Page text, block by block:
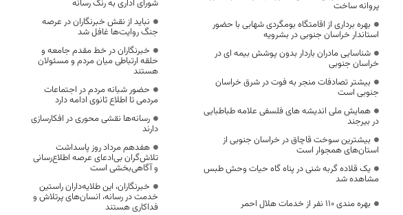
پروانه ساخت
بهره برداری از اقامتگاه بومگردی شهابی با حضور
استاندار خراسان جنوبی در بشرویه
شناسایی مادران باردار بدون پوشش بیمه ای در
خراسان جنوبی
بیشتر تصادفات منجر به فوت در شرق خراسان
جنوبی است
همایش ملی اندیشه های فلسفی علامه طباطبایی
در بیرجند
بیشترین سوخت قاچاق در خراسان جنوبی از
استان‌های همجوار است
یک قلاده گربه شنی در پناه گاه حیات وحش طبس
مشاهده شد
بهره مندی ۱۱۰ نفر از خدمات هلال احمر
شورای اداری به رنگ رسانه
نباید از نقش خبرنگاران در عرصه
جنگ روایت‌ها غافل شد
خبرنگاران در خط مقدم جامعه و
حلقه ارتباطی میان مردم و مسئولان
هستند
حضور شبانه مردم در اجتماعات
مردمی تا اطلاع ثانوی ادامه دارد
رسانه‌ها نقشی محوری در افکارسازی
دارند
هفدهم مرداد روز پاسداشت
تلاش‌گران بی‌ادعای عرصه اطلاع‌رسانی
و آگاهی‌بخشی است
خبرنگاران، این طلایه‌داران راستین
خدمت در رسانه، انسان‌های پرتلاش و
فداکاری هستند